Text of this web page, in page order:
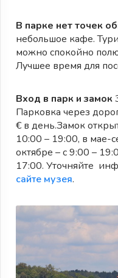
В парке нет точек
небольшое кафе.
можно спокойно
Лучшее время для
Вход в парк и замок
Парковка через
€ в день.Замок
10:00 – 19:00, в мае-
октябре – с 9:00 –
17:00. Уточняйте
сайте музея.